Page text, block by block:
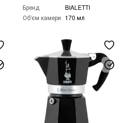
Бренд
BIALETTI
Об'єм камери 170 мл